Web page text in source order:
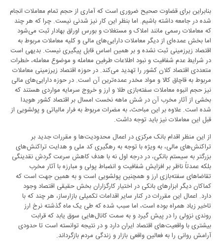
بنابراین برای قضاوت صحیح ضروری است که آماری از حجم تمام معاملات انجام
شده در جامعه داشته باشیم. اما بنظر این کار نیز شدنی نیست. چرا که هر چند
که معاملات رسمی مانند املاک و مستغلات و بورس اوراق بهادار ثبت می‌شود
اما بخش عمده‌ای از دیگر معاملات دارایی‌های مالی و کلیه معاملات مربوط به
اقتصاد زیرزمینی ثبت نشده و بر همین اساس قابل پیگیری نیست. بدیهی است
در شرایط عدم شفافیت و نبود اطلاعات طرفین معامله و موضوع معامله، خطرات
متعددی اقتصاد کلان کشور را تهدید می‌کند. در حوزه اقتصاد زیرزمینی معاملات
مربوط به قاچاق کالا و مواد مخدر عمده‌ترین آن است. در حوزه دارایی‌های مالی
نیز حجم انبوه معاملات سفته‌بازی طلا و ارز و خروج سرمایه مواردی هستند که
بخشی از آثار مخرب آن در شش ماهه نخست امسال بر اقتصاد کشور هویدا
شده است. علاوه بر این مباحث، به مضرات مربوط به فرار مالیاتی و پولشویی از
قبل این معاملات نیز باید توجه داشت.
از این منظر اقدام بانک مرکزی در اعمال محدودیت‌ها و مقررات جدید بر
تراکنش‌های مالی، به ویژه با توجه به رهگیری کد ملی و هدایت تراکنش‌های
بزرگتر به سیستم بانکی، در درجه اول نه با هدف کاهش سرعت گردش نقدینگی
بلکه عمدتاً ناظر بر افزایش شفافیت و انضباط پولی و مبارزه با آثار مخرب
تقاضاهای سفته‌بازی ارز و همچنین پولشویی است و به همین جهت است که
کماکان دیگر ابزارهای بانکی در اختیار کارگزاران بخش حقیقی اقتصاد وجود
دارد. اعمال این مقررات در کنار سایر اقدامات تکمیلی بازارساز، هر چند که با
تاخیر زیاد همراه بوده است، اما سبب شده که طی یک ماه گذشته نرخ ارز
روندی نزولی را در پیش گیرد و به سمت کانال‌هایی سوق یابد که قرابت
بیشتری با واقعیت‌های اقتصاد ایران دارد و در نتیجه توانسته است تا حدودی
آرامش روانی را به فعالین واقعی بازار و زندگی مردم بازگرداند.